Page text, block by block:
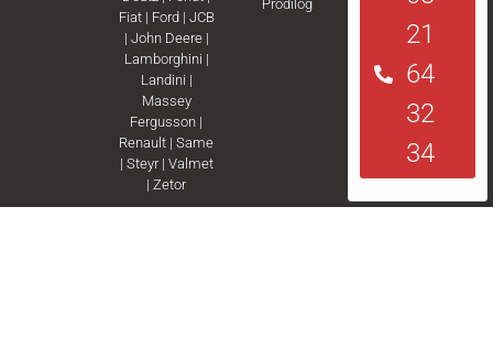
Fiat| Ford | JCB
| John Deere|
Lamborghini |
Landini |
Massey
Fergusson |
Renault |Same
| Steyr| Valmet
|Zetor
Prodilog
21
64
32
34